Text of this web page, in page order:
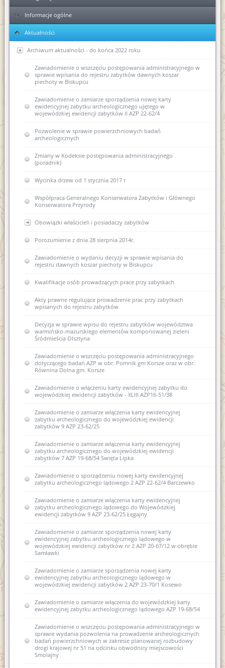
Ełk
Elbląg
Informacje ogólne
KPA - sposób postępowania podczas przyjmowania dokumentów
Ponowne wykorzystanie informacji publicznej
Kolejność rozpatrywania spraw
Skargi i wnioski
Regulaminy Urzędu
Regulamin Organizacyjny WUOZ w Olsztynie
Statut prawny
Majątek
Podstawa prawna
USTAWA o ochronie zabytków i opiece nad zabytkami (Dz.U.
2003 nr 162, poz. 1568)
USTAWA z dnia 16 kwietnia 2004 r o ochronie przyrody (Dz. U.
Nr 92, poz. 880)
USTAWA z dnia 27 marca 2003 r. o planowaniu i
zagospodarowaniu przestrzennym (Dz. U. z dnia 10 maja 2003
r.)
Rozporządzenie w sprawie oraganizacji wojewódzkich urzędów
ochrony zabytków (Dz.U. z 2004r. nr 75 poz 706)
USTAWA z dnia 29 stycznia 2004 r Prawo zamówień publicznych
(Dz. U. Nr 113, poz. 759 ze zm.)
USTAWA z dnia 7 lipca 1994 r. Prawo budowlane (Dz. U. Nr 89,
poz. 414 ze zm.)
Wykaz stanowisk WUOZ i kontakty
Elektroniczna Skrzynka Podawcza - składanie pism i wniosków
drogą elektroniczną
Kierownictwo jednostki
DEKLARACJA DOSTĘPNOŚCI
Aktualności
Archiwum aktualności - do końca 2022 roku
Zawiadomienie o wszczęciu postępowania administracyjnego w
sprawie wpisania do rejestru zabytków dawnych koszar
piechoty w Biskupcu
Zawiadomienie o zamiarze sporządzenia nowej karty
ewidencyjnej zabytku archeologicznego ujętego w
wojewódzkiej ewidencji zabytków II AZP 22-62/4
Pozwolenie w sprawie powierzchniowych badań
archeologicznych
Zmiany w Kodeksie postępowania administracyjnego
(poradnik)
Wycinka drzew od 1 stycznia 2017 r
Współpraca Generalnego Konserwatora Zabytków i Głównego
Konserwatora Przyrody
Obowiązki właścicieli i posiadaczy zabytków
Współczesne metody konserwacji budownictwa
zabytkowego - termomodernizacja
Porozumienie z dnia 28 sierpnia 2014r.
Zawiadomienie o wydaniu decyzji w sprawie wpisania do
rejestru dawnych koszar piechoty w Biskupcu
Kwalifikacje osób prowadzących prace przy zabytkach
Akty prawne regulujące prowadzenie prac przy zabytkach
wpisanych do rejestru zabytków
Decyzja w sprawie wpisu do rejestru zabytków województwa
warmińsko-mazurskiego elementów komponowanej zieleni
Śródmieścia Olsztyna
Zawiadomienie o wszczęciu postępowania administracyjnego
dotyczącego badań AZP w obr. Pomnik gm Korsze oraz w obr.
Równina Dolna gm. Korsze
Zawiadomienie o włączeniu karty ewidencyjnej zabytku do
wojewódzkiej ewidencji zabytków - XLIII AZP16-51/38
Zawiadomienie o zamiarze włączenia karty ewidencyjnej
zabytku archeologicznego do wojewódzkiej ewidencji
zabytków 9 AZP 23-62/25
Zawiadomienie o zamiarze włączenia karty ewidencyjnej
zabytku archeologicznego do wojewódzkiej ewidencji
zabytków 7 AZP 19-68/54 Swięta Lipka
Zawiadomienie o sporządzeniu nowej karty ewidencyjnej
zabytku archeologicznego lądowego 2 AZP 22-62/4 Barczewko
Zawiadomienie o zamiarze włączenia karty ewidencyjnej
zabytku archeologicznego lądowego do Wojewódzkiej
ewidencji zabytków 9 AZP 23-62/25 Łęgajny
Zawiadomienie o zamiarze sporządzenia nowej karty
ewidencyjnej zabytku archeologicznego lądowego w
wojewódzkiej ewidencji zabytków nr 2 AZP 20-67/12 w obrębie
Samławki
Zawiadomienie o zamiarze sporządzenia nowej karty
ewidencyjnej zabytku archeologicznego lądowego w
wojewódzkiej ewidencji zabytków 2 AZP 23-70/1 Kosewo
Zawiadomienie o zamiarze włączenia do wojewódzkiej karty
ewidencyjnej zabytku archeologicznego lądowego AZP 19-68/54
Zawiadomienie o wszczęciu postępowania administracyjnego w
sprawie wydania pozwolenia na prowadzenie archeologicznych
badań powierzchniowych w zakresie planowanej rozbudowy
drogi krajowej nr 51 na odcinku obwodnicy miejscowości
Smolajny